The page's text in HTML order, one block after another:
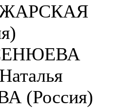
ЖАРСКАЯ
(Россия)